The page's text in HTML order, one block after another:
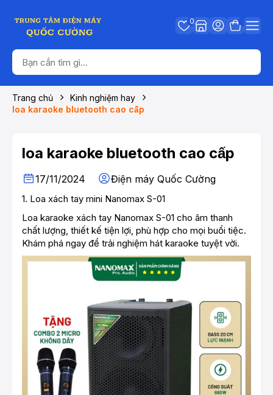
0
Trang chủ
Kinh nghiệm hay
loa karaoke bluetooth cao cấp
loa karaoke bluetooth cao cấp
17/11/2024 Điện máy Quốc Cường
1. Loa xách tay mini Nanomax S-01
Loa karaoke xách tay Nanomax S-01 cho âm thanh
chất lượng, thiết kế tiện lợi, phù hợp cho mọi buổi tiệc.
Khám phá ngay để trải nghiệm hát karaoke tuyệt vời.